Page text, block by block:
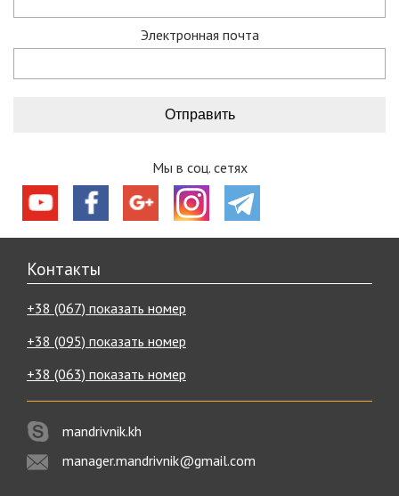
Электронная почта
Мы в соц. сетях
Контакты
+38 (067) показать номер
+38 (095) показать номер
+38 (063) показать номер
mandrivnik.kh
manager.mandrivnik@gmail.com